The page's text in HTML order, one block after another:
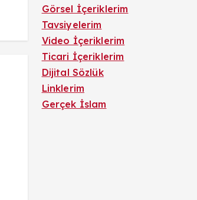
Görsel İçeriklerim
Tavsiyelerim
Video İçeriklerim
Ticari İçeriklerim
Dijital Sözlük
Linklerim
Gerçek İslam